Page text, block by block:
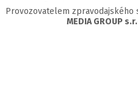
Provozovatelem zpravodajského
MEDIA GROUP